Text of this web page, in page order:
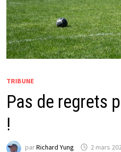
TRIBUNE
Pas de regrets
!
parRichard Yung 2 mars